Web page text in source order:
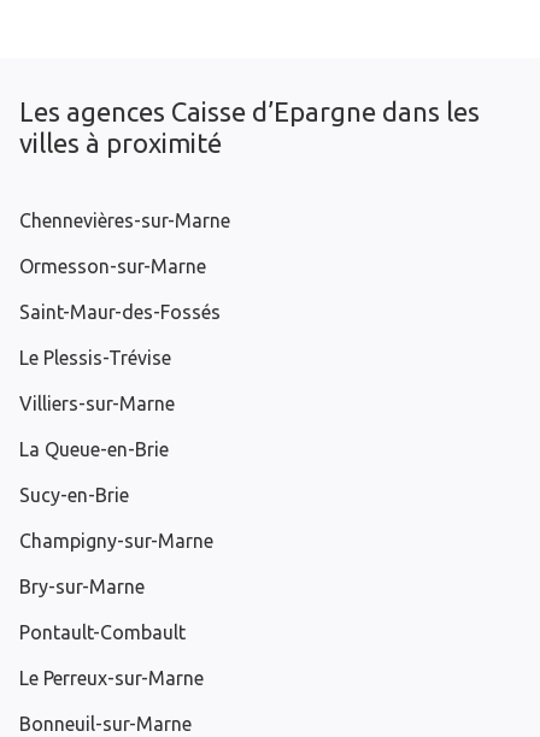
Les agences Caisse d’Epargne dans les
villes à proximité
Chennevières-sur-Marne
Ormesson-sur-Marne
Saint-Maur-des-Fossés
Le Plessis-Trévise
Villiers-sur-Marne
La Queue-en-Brie
Sucy-en-Brie
Champigny-sur-Marne
Bry-sur-Marne
Pontault-Combault
Le Perreux-sur-Marne
Bonneuil-sur-Marne